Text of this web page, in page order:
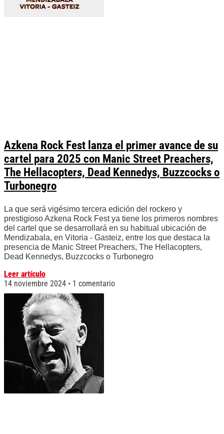
Azkena Rock Fest lanza el primer avance de su
cartel para 2025 con Manic Street Preachers,
The Hellacopters, Dead Kennedys, Buzzcocks o
Turbonegro
La que será vigésimo tercera edición del rockero y
prestigioso Azkena Rock Fest ya tiene los primeros nombres
del cartel que se desarrollará en su habitual ubicación de
Mendizabala, en Vitoria - Gasteiz, entre los que destaca la
presencia de Manic Street Preachers, The Hellacopters,
Dead Kennedys, Buzzcocks o Turbonegro
Leer artículo
14 noviembre 2024
1 comentario